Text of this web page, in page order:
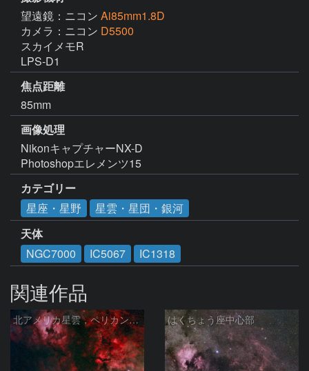
望遠鏡：ニコン Ai85mm1.8D
カメラ：ニコン D5500
スカイメモR
LPS-D1
焦点距離
85mm
画像処理
NikonキャプチャーNX-D
Photoshopエレメンツ15
カテゴリー
星座・星野
星雲・星団・銀河
天体
NGC7000
IC5067 IC1318
関連作品
北アメリカ星雲，ペリカン星雲，サドル付近，クレセント星雲，網状星雲・・・etc はくちょう座中心部